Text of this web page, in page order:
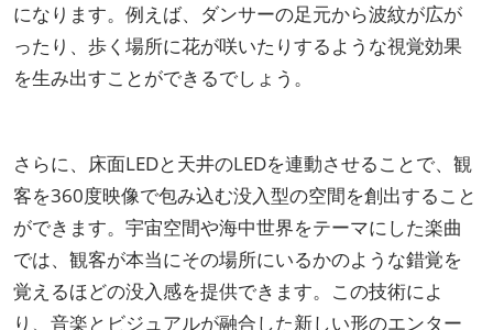
になります。例えば、ダンサーの足元から波紋が広が
ったり、歩く場所に花が咲いたりするような視覚効果
を生み出すことができるでしょう。
さらに、床面LEDと天井のLEDを連動させることで、観
客を360度映像で包み込む没入型の空間を創出すること
ができます。宇宙空間や海中世界をテーマにした楽曲
では、観客が本当にその場所にいるかのような錯覚を
覚えるほどの没入感を提供できます。この技術によ
り、音楽とビジュアルが融合した新しい形のエンター